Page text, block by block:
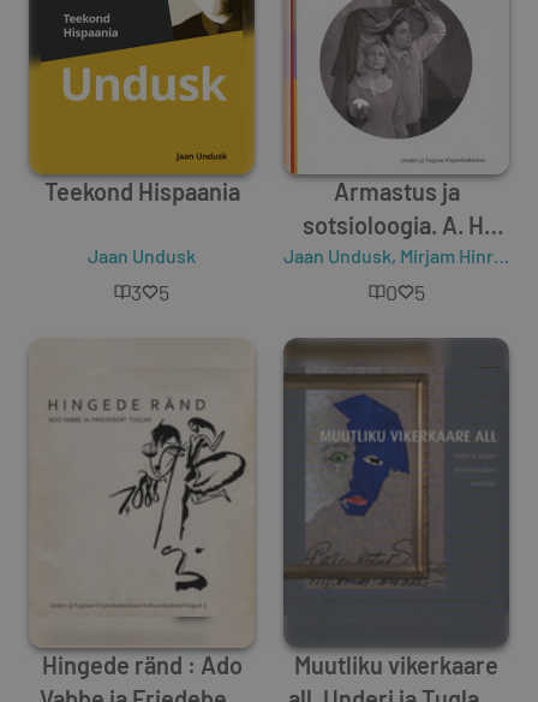
Teekond Hispaania
Jaan Undusk
3 5
Armastus ja
sotsioloogia. A. H.
Tammsaare romaan
«Ma armastasin
Jaan Undusk, Mirjam Hinrikus
0 5
Hingede ränd : Ado
Muutliku vikerkaare